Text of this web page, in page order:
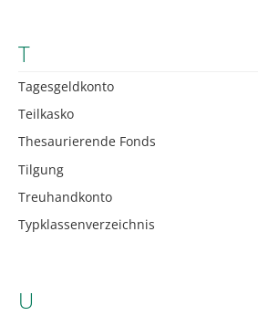
T
Tagesgeldkonto
Teilkasko
Thesaurierende Fonds
Tilgung
Treuhandkonto
Typklassenverzeichnis
U